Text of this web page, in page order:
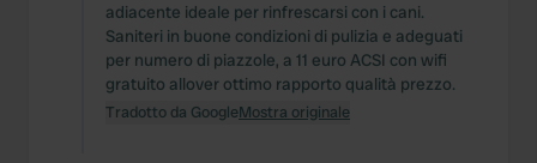
adiacente ideale per rinfrescarsi con i cani.
Saniteri in buone condizioni di pulizia e adeguati
per numero di piazzole, a 11 euro ACSI con wifi
gratuito allover ottimo rapporto qualità prezzo.
Tradotto da GoogleMostra originale